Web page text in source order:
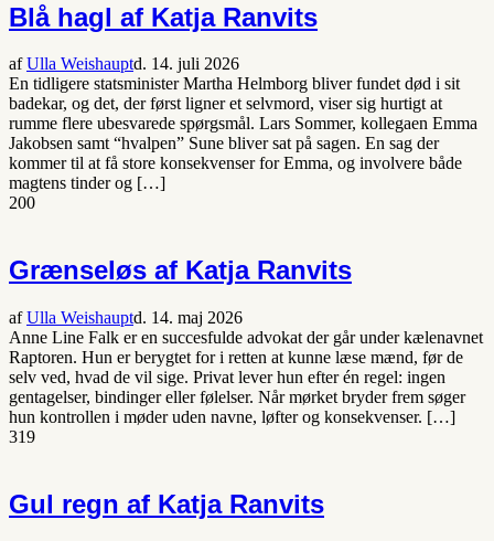
Blå hagl af Katja Ranvits
afUlla Weishauptd. 14. juli 2026
En tidligere statsminister Martha Helmborg bliver fundet død i sit
badekar, og det, der først ligner et selvmord, viser sig hurtigt at
rumme flere ubesvarede spørgsmål. Lars Sommer, kollegaen Emma
Jakobsen samt “hvalpen” Sune bliver sat på sagen. En sag der
kommer til at få store konsekvenser for Emma, og involvere både
magtens tinder og […]
200
Grænseløs af Katja Ranvits
afUlla Weishauptd. 14. maj 2026
Anne Line Falk er en succesfulde advokat der går under kælenavnet
Raptoren. Hun er berygtet for i retten at kunne læse mænd, før de
selv ved, hvad de vil sige. Privat lever hun efter én regel: ingen
gentagelser, bindinger eller følelser. Når mørket bryder frem søger
hun kontrollen i møder uden navne, løfter og konsekvenser. […]
319
Gul regn af Katja Ranvits